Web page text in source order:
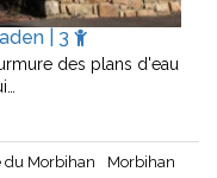
| 3
des plans d'eau
du Morbihan
Morbihan